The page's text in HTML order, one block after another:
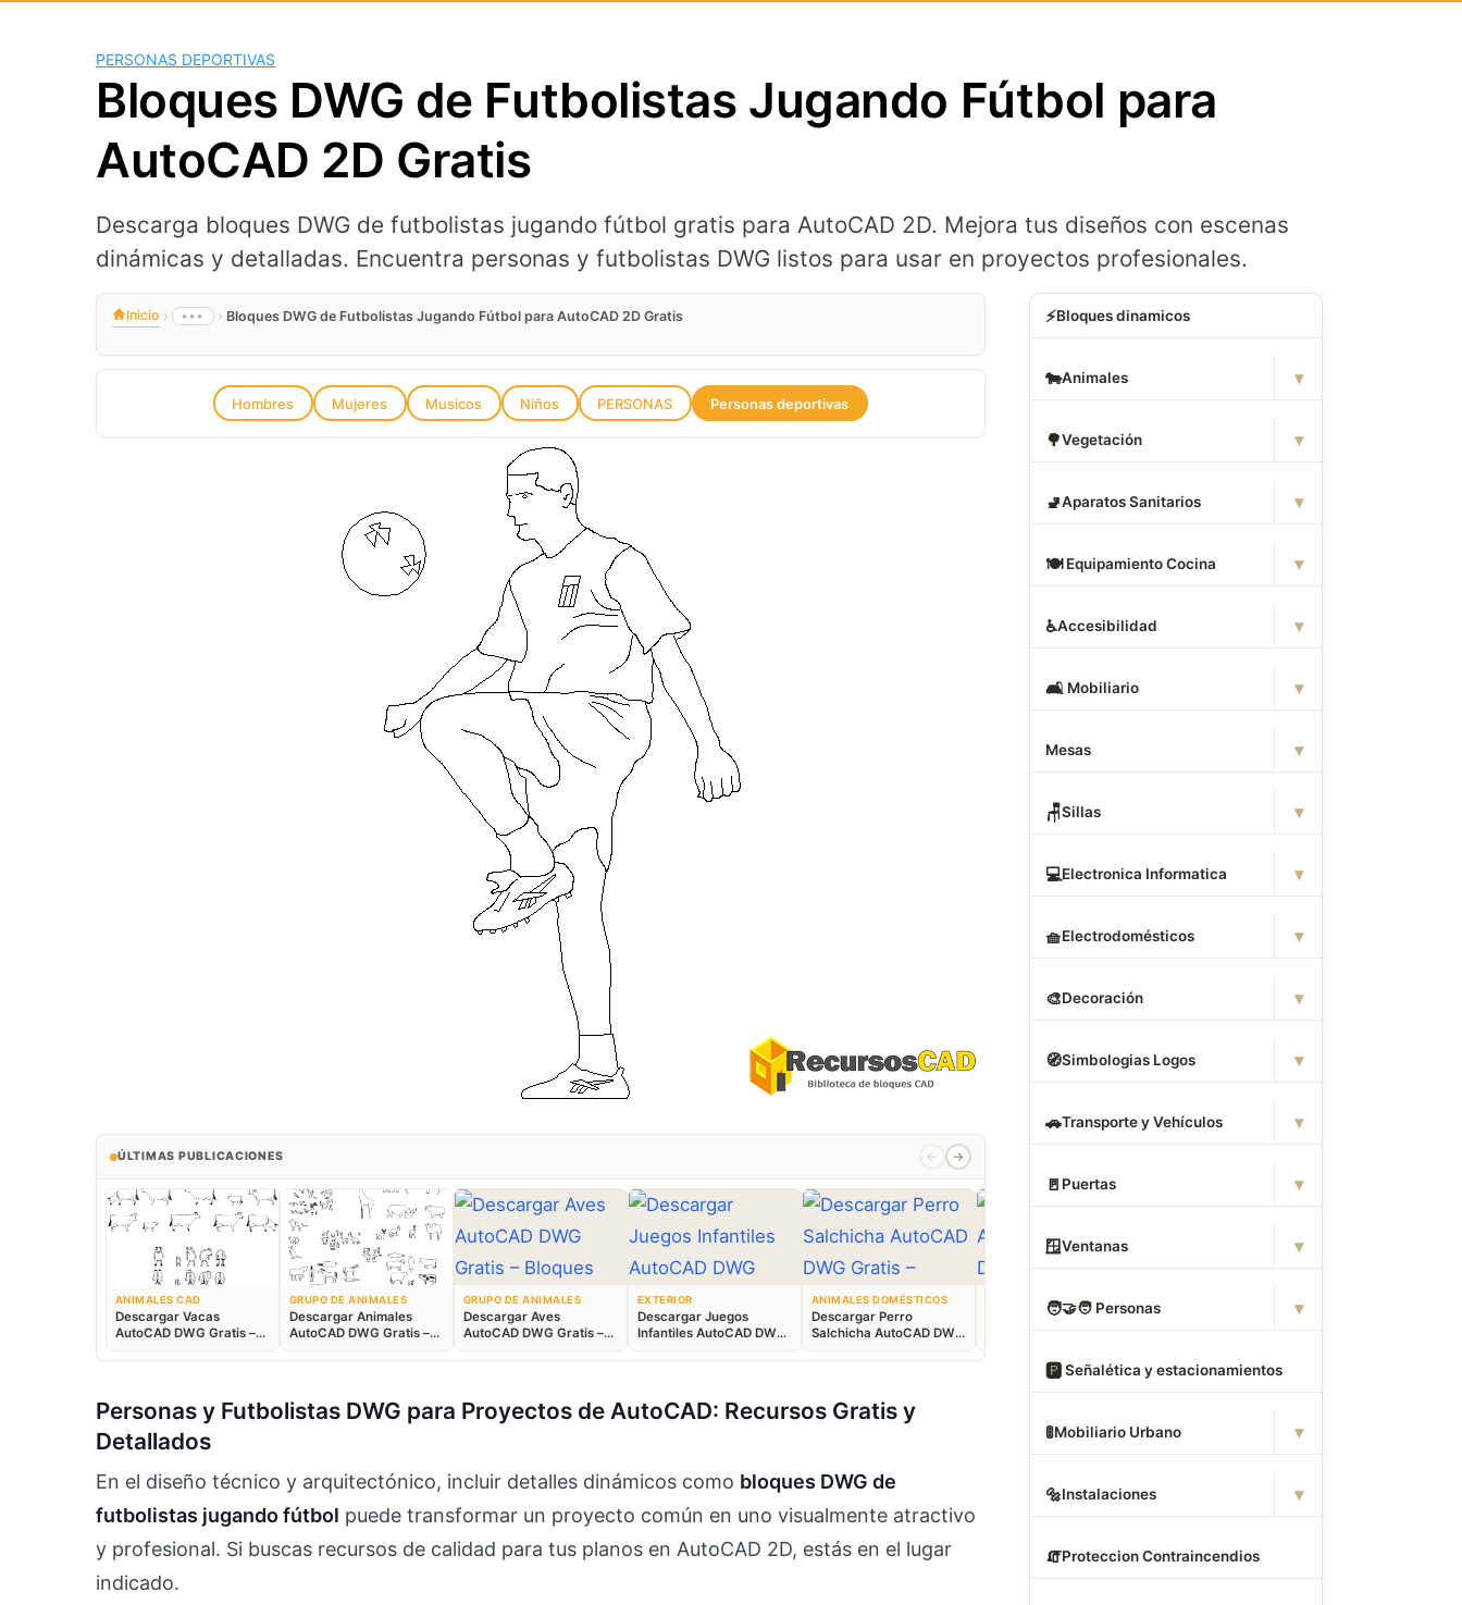
PERSONAS DEPORTIVAS
Bloques DWG de Futbolistas Jugando Fútbol para
AutoCAD 2D Gratis
Descarga bloques DWG de futbolistas jugando fútbol gratis para AutoCAD 2D. Mejora tus diseños con escenas
dinámicas y detalladas. Encuentra personas y futbolistas DWG listos para usar en proyectos profesionales.
Inicio › ••• › Bloques DWG de Futbolistas Jugando Fútbol para AutoCAD 2D Gratis
Hombres Mujeres Musicos Niños PERSONAS Personas deportivas
ÚLTIMAS PUBLICACIONES ← →
ANIMALES CAD
Descargar Vacas
AutoCAD DWG Gratis –
Bloques Ganaderos 2D
GRUPO DE ANIMALES
Descargar Animales
AutoCAD DWG Gratis –
Fauna 2D CAD
GRUPO DE ANIMALES
Descargar Aves
AutoCAD DWG Gratis –
Bloques Animales 2D
EXTERIOR
Descargar Juegos
Infantiles AutoCAD DWG
Gratis – Parque 2D
ANIMALES DOMÉSTICOS
Descargar Perro
Salchicha AutoCAD DWG
Gratis – Bloque 2D
Descargar Abrigos
AutoCAD DWG Gratis –
Descargar Dormitorios
AutoCAD DWG Gratis –
Personas y Futbolistas DWG para Proyectos de AutoCAD: Recursos Gratis y
Detallados
En el diseño técnico y arquitectónico, incluir detalles dinámicos como bloques DWG de
futbolistas jugando fútbol puede transformar un proyecto común en uno visualmente atractivo
y profesional. Si buscas recursos de calidad para tus planos en AutoCAD 2D, estás en el lugar
indicado.
⚡Bloques dinamicos
🐄Animales ▾
🌳Vegetación ▾
🚽Aparatos Sanitarios ▾
🍽️ Equipamiento Cocina ▾
♿Accesibilidad ▾
🛋 ️ Mobiliario ▾
Mesas ▾
🪑Sillas ▾
💻Electronica Informatica ▾
🧺Electrodomésticos ▾
🎨Decoración ▾
🧭Simbologias Logos ▾
🚗Transporte y Vehículos ▾
🚪 Puertas ▾
🪟Ventanas ▾
🧑‍🤝‍🧑 Personas ▾
🅿️ Señalética y estacionamientos
🚦Mobiliario Urbano ▾
🔩Instalaciones ▾
🧯Proteccion Contraincendios